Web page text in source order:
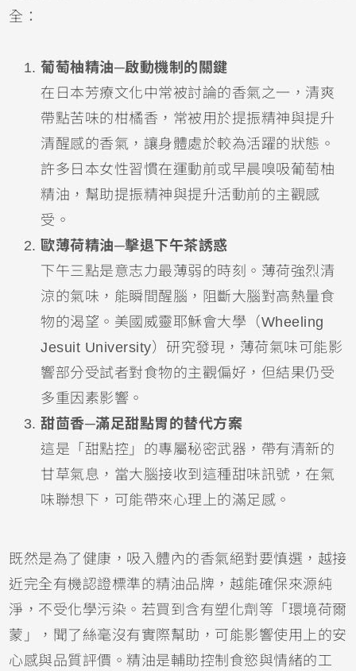
全：
葡萄柚精油─啟動機制的關鍵
在日本芳療文化中常被討論的香氣之一，清爽
帶點苦味的柑橘香，常被用於提振精神與提升
清醒感的香氣，讓身體處於較為活躍的狀態。
許多日本女性習慣在運動前或早晨嗅吸葡萄柚
精油，幫助提振精神與提升活動前的主觀感
受。
歐薄荷精油─擊退下午茶誘惑
下午三點是意志力最薄弱的時刻。薄荷強烈清
涼的氣味，能瞬間醒腦，阻斷大腦對高熱量食
物的渴望。美國威靈耶穌會大學（Wheeling
Jesuit University）研究發現，薄荷氣味可能影
響部分受試者對食物的主觀偏好，但結果仍受
多重因素影響。
甜茴香─滿足甜點胃的替代方案
這是「甜點控」的專屬秘密武器，帶有清新的
甘草氣息，當大腦接收到這種甜味訊號，在氣
味聯想下，可能帶來心理上的滿足感。
既然是為了健康，吸入體內的香氣絕對要慎選，越接
近完全有機認證標準的精油品牌，越能確保來源純
淨，不受化學污染。若買到含有塑化劑等「環境荷爾
蒙」，聞了絲毫沒有實際幫助，可能影響使用上的安
心感與品質評價。精油是輔助控制食慾與情緒的工